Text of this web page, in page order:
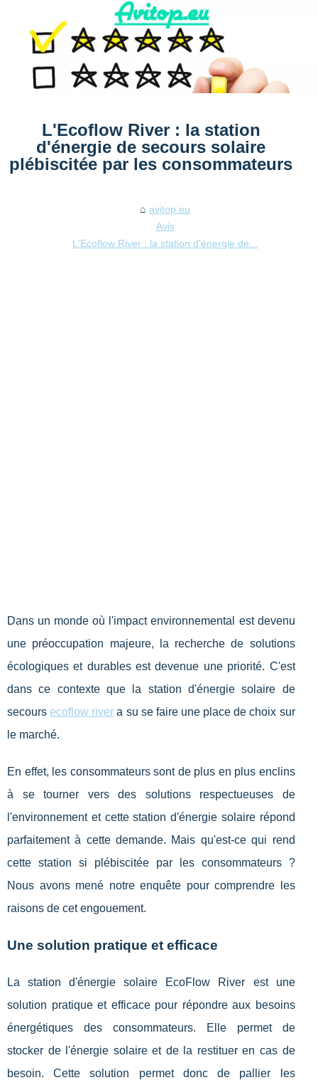
L'Ecoflow River : la station
d'énergie de secours solaire
plébiscitée par les consommateurs
avitop.eu
Avis
L'Ecoflow River : la station d'énergie de...
Dans un monde où l'impact environnemental est devenu
une préoccupation majeure, la recherche de solutions
écologiques et durables est devenue une priorité. C'est
dans ce contexte que la station d'énergie solaire de
secoursecoflow river a su se faire une place de choix sur
le marché.
En effet, les consommateurs sont de plus en plus enclins
à se tourner vers des solutions respectueuses de
l'environnement et cette station d'énergie solaire répond
parfaitement à cette demande. Mais qu'est-ce qui rend
cette station si plébiscitée par les consommateurs ?
Nous avons mené notre enquête pour comprendre les
raisons de cet engouement.
Une solution pratique et efficace
La station d'énergie solaire EcoFlow River est une
solution pratique et efficace pour répondre aux besoins
énergétiques des consommateurs. Elle permet de
stocker de l'énergie solaire et de la restituer en cas de
besoin. Cette solution permet donc de pallier les